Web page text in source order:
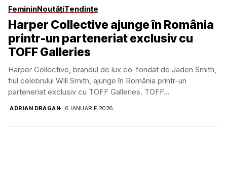
FemininNoutățiTendințe
Harper Collective ajunge în România
printr-un parteneriat exclusiv cu
TOFF Galleries
Harper Collective, brandul de lux co-fondat de Jaden Smith,
fiul celebrului Will Smith, ajunge în România printr-un
parteneriat exclusiv cu TOFF Galleries. TOFF...
ADRIAN DRAGAN 6 IANUARIE 2026